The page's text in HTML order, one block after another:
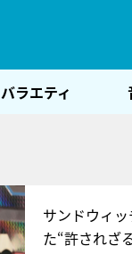
バラエティ
サンドウィ
た“許されざ